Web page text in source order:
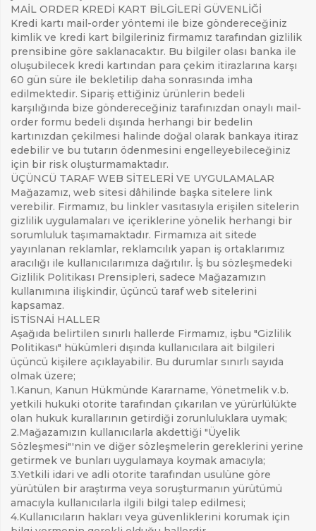
ARAMAK İÇIN ENTER'E BASIN
MAİL ORDER KREDİ KART BİLGİLERİ GÜVENLİĞİ
Kredi kartı mail-order yöntemi ile bize göndereceğiniz
kimlik ve kredi kart bilgileriniz firmamız tarafından gizlilik
prensibine göre saklanacaktır. Bu bilgiler olası banka ile
oluşubilecek kredi kartından para çekim itirazlarına karşı
60 gün süre ile bekletilip daha sonrasında imha
edilmektedir. Sipariş ettiğiniz ürünlerin bedeli
karşılığında bize göndereceğiniz tarafınızdan onaylı mail-
order formu bedeli dışında herhangi bir bedelin
kartınızdan çekilmesi halinde doğal olarak bankaya itiraz
edebilir ve bu tutarın ödenmesini engelleyebileceğiniz
için bir risk oluşturmamaktadır.
ÜÇÜNCÜ TARAF WEB SİTELERİ VE UYGULAMALAR
Mağazamız, web sitesi dâhilinde başka sitelere link
verebilir. Firmamız, bu linkler vasıtasıyla erişilen sitelerin
gizlilik uygulamaları ve içeriklerine yönelik herhangi bir
sorumluluk taşımamaktadır. Firmamıza ait sitede
yayınlanan reklamlar, reklamcılık yapan iş ortaklarımız
aracılığı ile kullanıcılarımıza dağıtılır. İş bu sözleşmedeki
Gizlilik Politikası Prensipleri, sadece Mağazamızın
kullanımına ilişkindir, üçüncü taraf web sitelerini
kapsamaz.
İSTİSNAİ HALLER
Aşağıda belirtilen sınırlı hallerde Firmamız, işbu "Gizlilik
Politikası" hükümleri dışında kullanıcılara ait bilgileri
üçüncü kişilere açıklayabilir. Bu durumlar sınırlı sayıda
olmak üzere;
1.Kanun, Kanun Hükmünde Kararname, Yönetmelik v.b.
yetkili hukuki otorite tarafından çıkarılan ve yürürlülükte
olan hukuk kurallarının getirdiği zorunluluklara uymak;
2.Mağazamızın kullanıcılarla akdettiği "Üyelik
Sözleşmesi"'nin ve diğer sözleşmelerin gereklerini yerine
getirmek ve bunları uygulamaya koymak amacıyla;
3.Yetkili idari ve adli otorite tarafından usulüne göre
yürütülen bir araştırma veya soruşturmanın yürütümü
amacıyla kullanıcılarla ilgili bilgi talep edilmesi;
4.Kullanıcıların hakları veya güvenliklerini korumak için